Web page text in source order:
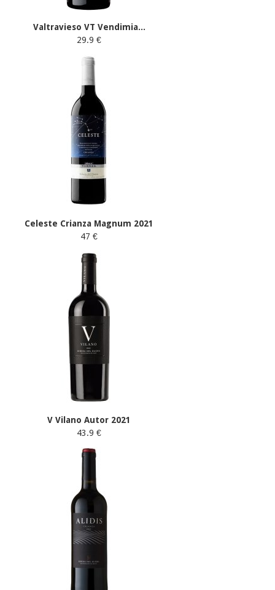
Valtravieso VT Vendimia...
29.9 €
Celeste Crianza Magnum 2021
47 €
V Vilano Autor 2021
43.9 €